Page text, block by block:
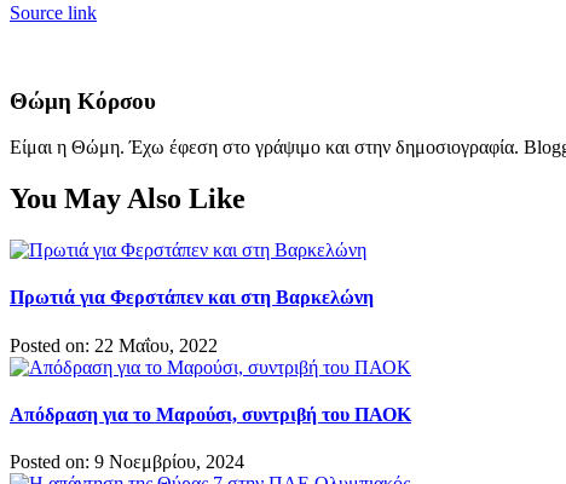
Source link
Θώμη Κόρσου
Είμαι η Θώμη. Έχω έφεση στο γράψιμο και στην δημοσιογραφία.
You May Also Like
Πρωτιά για Φερστάπεν και στη Βαρκελώνη
Posted on: 22 Μαΐου, 2022
Απόδραση για το Μαρούσι, συντριβή του ΠΑΟΚ
Posted on: 9 Νοεμβρίου, 2024